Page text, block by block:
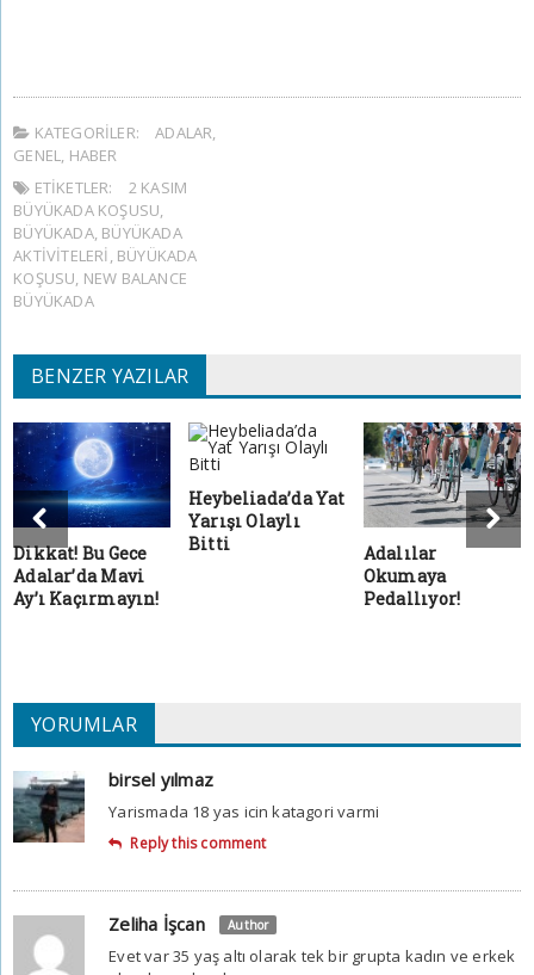
KATEGORILER: ADALAR,
GENEL, HABER
ETIKETLER:
2 KASIM
BÜYÜKADA KOŞUSU,
BÜYÜKADA, BÜYÜKADA
AKTIVITELERI , BÜYÜKADA
KOŞUSU, NEW BALANCE
BÜYÜKADA
BENZER YAZILAR
Dikkat! Bu Gece
Adalar’da Mavi
Ay’ı Kaçırmayın!
Heybeliada’da Yat
Yarışı Olaylı
Bitti
Adalılar
Okumaya
Pedallıyor!
YORUMLAR
birsel yılmaz
Yarismada 18 yas icin katagori varmi
Reply this comment
Zeliha İşcan Author
Evet var 35 yaş altı olarak tek bir grupta kadın ve erkek